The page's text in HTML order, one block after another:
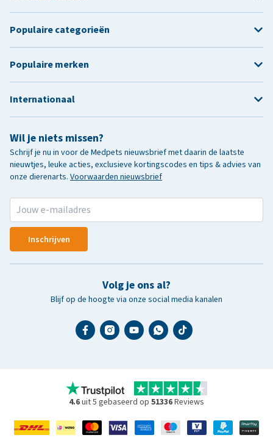
Wil je niets missen?
Schrijf je nu in voor de Medpets nieuwsbrief met daarin de laatste
nieuwtjes, leuke acties, exclusieve kortingscodes en tips & advies van
onze dierenarts. Voorwaarden nieuwsbrief
Inschrijven
Volg je ons al?
Blijf op de hoogte via onze social media kanalen
Populaire categorieën
Populaire merken
Internationaal
4.6uit 5 gebaseerd op 51336Reviews